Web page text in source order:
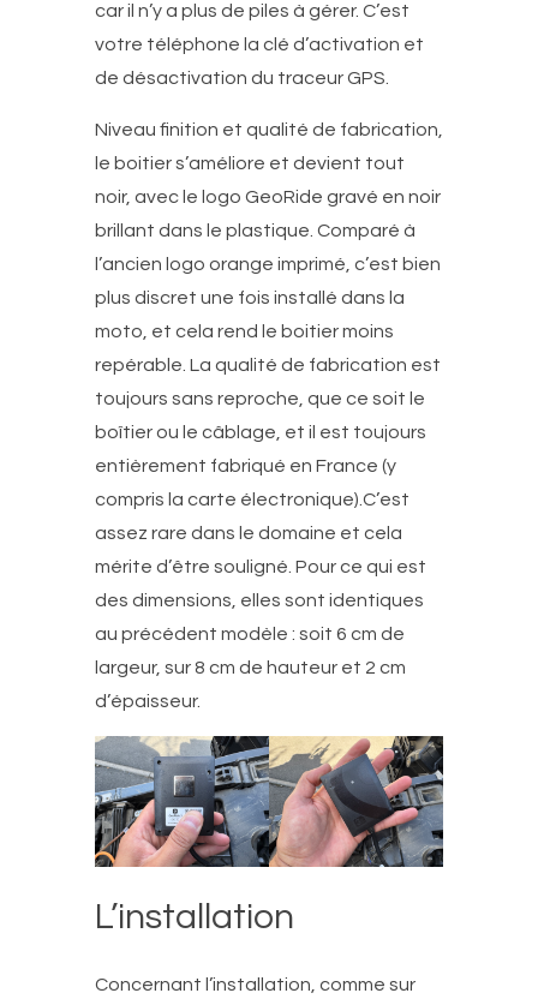
car il n’y a plus de piles à gérer. C’est
votre téléphone la clé d’activation et
de désactivation du traceur GPS.
Niveau finition et qualité de fabrication,
le boitier s’améliore et devient tout
noir, avec le logo GeoRide gravé en noir
brillant dans le plastique. Comparé à
l’ancien logo orange imprimé, c’est bien
plus discret une fois installé dans la
moto, et cela rend le boitier moins
repérable. La qualité de fabrication est
toujours sans reproche, que ce soit le
boîtier ou le câblage, et il est toujours
entièrement fabriqué en France (y
compris la carte électronique).C’est
assez rare dans le domaine et cela
mérite d’être souligné. Pour ce qui est
des dimensions, elles sont identiques
au précédent modèle : soit 6 cm de
largeur, sur 8 cm de hauteur et 2 cm
d’épaisseur.
L’installation
Concernant l’installation, comme sur